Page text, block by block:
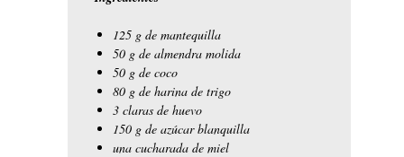
125 g de mantequilla
50 g de almendra molida
50 g de coco
80 g de harina de trigo
3 claras de huevo
150 g de azúcar blanquilla
una cucharada de miel